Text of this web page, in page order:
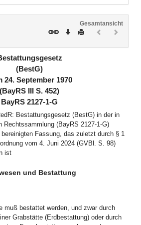
Gesamtansicht
Download
DruckenVorheriges
(inaktiv)(inaktiv)
(BestG)
24. September 1970
(BayRS III S. 452)
BayRS 2127-1-G
Bestattungsgesetz (BestG) in der in
Rechtssammlung (BayRS 2127-1-G)
Fassung, das zuletzt durch § 1
vom 4. Juni 2024 (GVBl. S. 98)
ist
und Bestattung
muß bestattet werden, und zwar durch
Grabstätte (Erdbestattung) oder durch